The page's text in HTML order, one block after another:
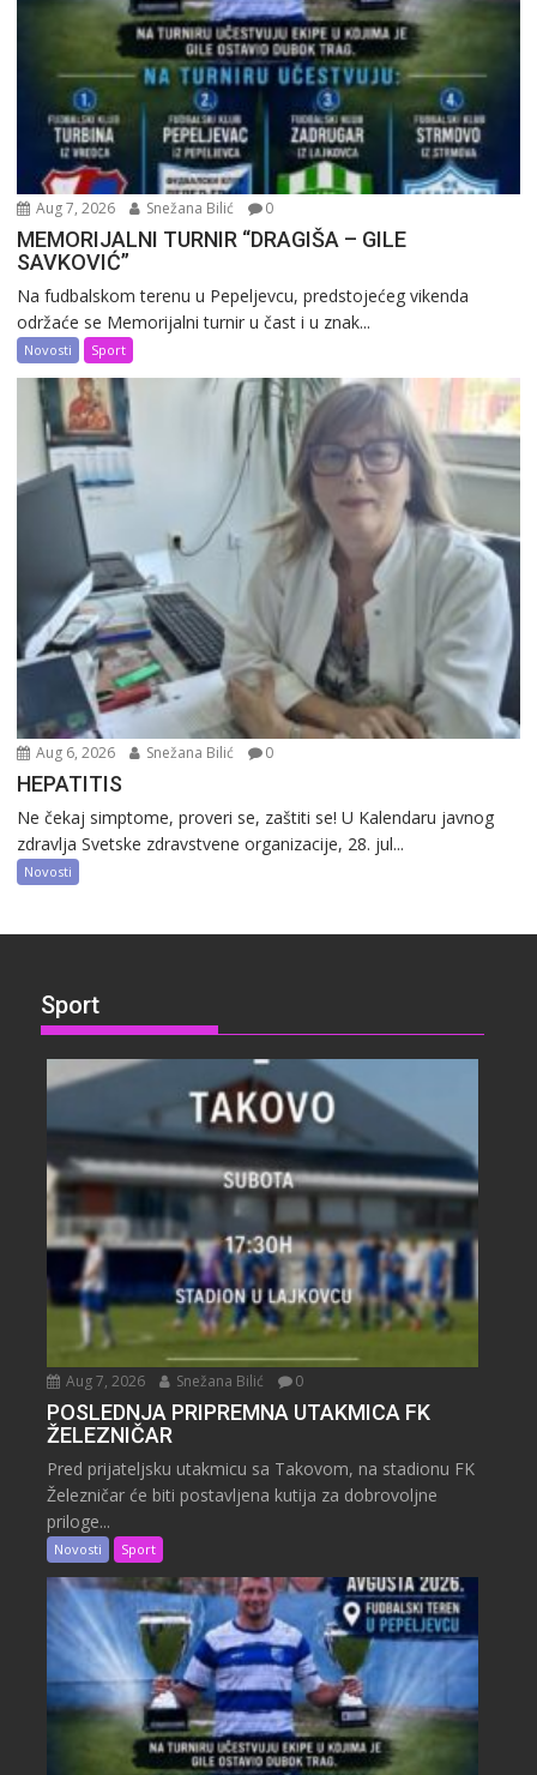
Aug 7, 2026 Snežana Bilić 0
MEMORIJALNI TURNIR “DRAGIŠA – GILE
SAVKOVIĆ”
Na fudbalskom terenu u Pepeljevcu, predstojećeg vikenda
održaće se Memorijalni turnir u čast i u znak...
Novosti Sport
Aug 6, 2026 Snežana Bilić 0
HEPATITIS
Ne čekaj simptome, proveri se, zaštiti se! U Kalendaru javnog
zdravlja Svetske zdravstvene organizacije, 28. jul...
Novosti
Sport
Aug 7, 2026 Snežana Bilić 0
POSLEDNJA PRIPREMNA UTAKMICA FK
ŽELEZNIČAR
Pred prijateljsku utakmicu sa Takovom, na stadionu FK
Železničar će biti postavljena kutija za dobrovoljne
priloge...
Novosti Sport